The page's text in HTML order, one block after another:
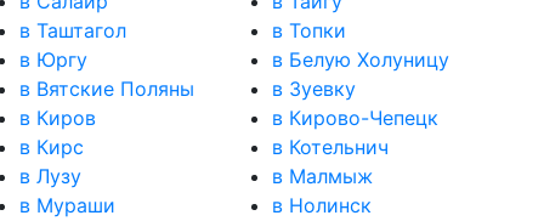
в Таштагол
в Топки
в Юргу
в Белую Холуницу
в Вятские Поляны
в Зуевку
в Киров
в Кирово-Чепецк
в Кирс
в Котельнич
в Лузу
в Малмыж
в Мураши
в Нолинск